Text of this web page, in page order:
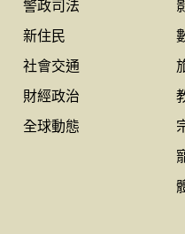
警政司法
新住民
社會交通
財經政治
全球動態